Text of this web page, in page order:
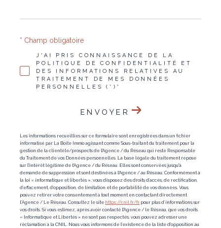
J'AI PRIS CONNAISSANCE DE LA
POLITIQUE DE CONFIDENTIALITÉ ET
DES INFORMATIONS RELATIVES AU
TRAITEMENT DE MES DONNÉES
PERSONNELLES (*)*
* Champ obligatoire
ENVOYER
Les informations recueillies sur ce formulaire sont enregistrées dans un fichier
informatisé par La Boite Immo agissant comme Sous-traitant du traitement pour la
gestion de la clientèle/prospects de l'Agence / du Réseau qui reste Responsable
du Traitement de vos Données personnelles. La base légale du traitement repose
sur l'intérêt légitime de l'Agence / du Réseau. Elles sont conservées jusqu'à
demande de suppression et sont destinées à l'Agence / au Réseau. Conformément à
la loi « informatique et libertés », vous disposez des droits d’accès, de rectification,
d’effacement, d’opposition, de limitation et de portabilité de vos données. Vous
pouvez retirer votre consentement à tout moment en contactant directement
l’Agence / Le Réseau. Consultez le site https://cnil.fr/fr pour plus d’informations sur
vos droits. Si vous estimez, après avoir contacté l'Agence / le Réseau, que vos droits
« Informatique et Libertés » ne sont pas respectés, vous pouvez adresser une
réclamation à la CNIL. Nous vous informons de l’existence de la liste d'opposition au